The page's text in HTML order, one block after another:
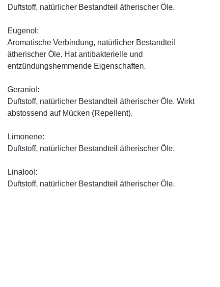
Duftstoff, natürlicher Bestandteil ätherischer Öle.
Eugenol:
Aromatische Verbindung, natürlicher Bestandteil
ätherischer Öle. Hat antibakterielle und
entzündungshemmende Eigenschaften.
Geraniol:
Duftstoff, natürlicher Bestandteil ätherischer Öle. Wirkt
abstossend auf Mücken (Repellent).
Limonene:
Duftstoff, natürlicher Bestandteil ätherischer Öle.
Linalool:
Duftstoff, natürlicher Bestandteil ätherischer Öle.